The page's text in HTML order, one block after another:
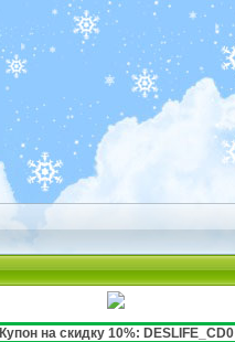
Купон на скидку 10%: DESLIFE_CD0